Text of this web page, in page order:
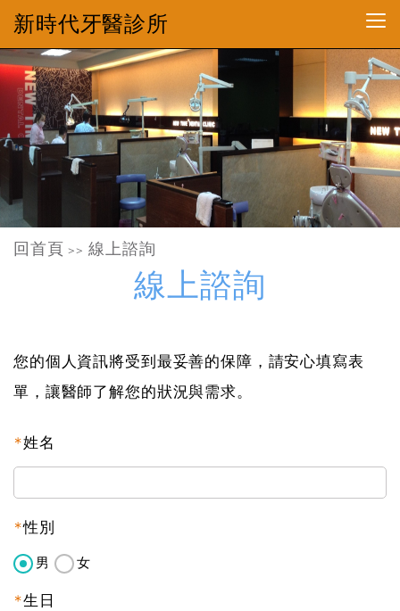
新時代牙醫診所
回首頁 >> 線上諮詢
線上諮詢
您的個人資訊將受到最妥善的保障，請安心填寫表
單，讓醫師了解您的狀況與需求。
*姓名
*性別
男 女
*生日